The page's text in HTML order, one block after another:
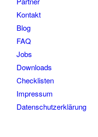
Kontakt
Blog
FAQ
Jobs
Downloads
Checklisten
Impressum
Datenschutzerklärung